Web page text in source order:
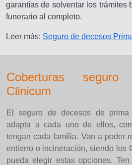
garantías de solventar los trámites
funerario al completo.
Leer más: Seguro de decesos
Coberturas
Clinicum
El seguro de decesos de
adapta a cada uno de ellos,
tengan cada familia. Van a poder
entierro o incineración, siendo los
pueda elegir estas opciones.